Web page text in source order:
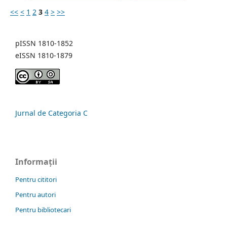
<< < 1 2 3 4 > >>
pISSN 1810-1852
eISSN 1810-1879
Jurnal de Categoria C
Informații
Pentru cititori
Pentru autori
Pentru bibliotecari